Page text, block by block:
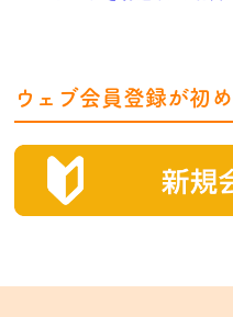
ウェブ会員登録が初